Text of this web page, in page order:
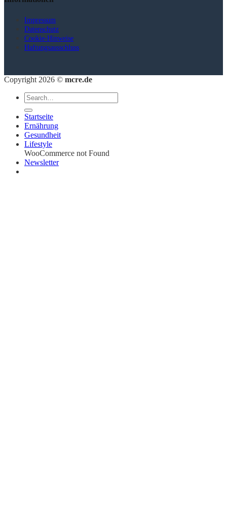
Impressum
Datenschutz
Cookie-Hinweise
Haftungsausschluss
Copyright 2026 © mcre.de
Startseite
Ernährung
Gesundheit
Lifestyle
WooCommerce not Found
Newsletter